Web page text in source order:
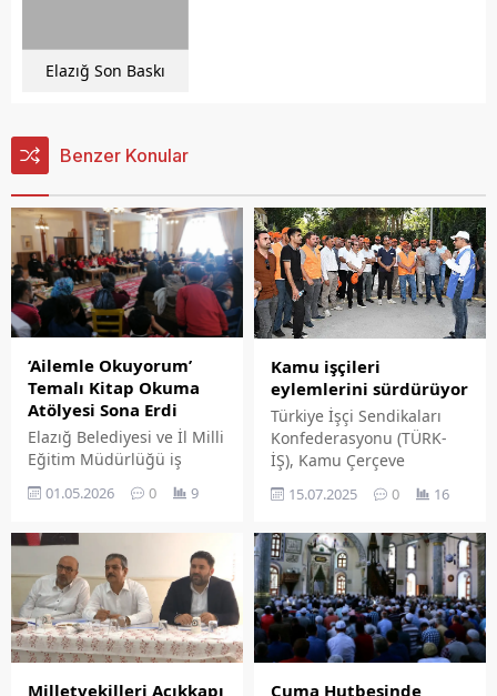
Elazığ Son Baskı
Benzer Konular
‘Ailemle Okuyorum’
Temalı Kitap Okuma
Atölyesi Sona Erdi
Elazığ Belediyesi ve İl Milli
Eğitim Müdürlüğü iş
birliğiyle düzenlenen
'Ailemle Okuyorum' temalı
erdi. Yoğun bir katılımla
gerçekleştirilen final
programının ardından
katılımcılara sertifika
verildi.
01.05.2026 0 9
Kamu işçileri
eylemlerini sürdürüyor
Türkiye İşçi Sendikaları
Konfederasyonu (TÜRK-
İŞ), Kamu Çerçeve
anlaşmaya
81 ilde iş yeri terk etmeme
eylemi yaptı. Bu
kapsamda Elazığ'da da
Türk - İş'e bağlı
sendikaların üyeleri mesai
sonrasında işyerlerini
terketmeyerek, sabah
15.07.2025 0 16
Milletvekilleri Açıkkapı
Cuma Hutbesinde